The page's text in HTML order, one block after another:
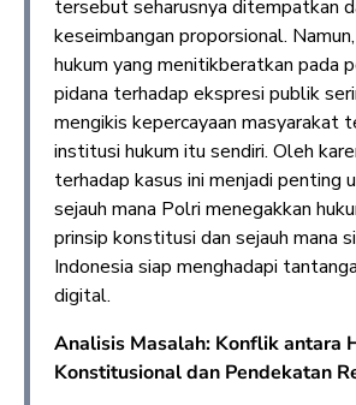
tersebut seharusnya ditempatkan
keseimbangan proporsional.
hukum yang menitikberatkan pada
pidana terhadap ekspresi publik
mengikis kepercayaan masyarakat
institusi hukum itu sendiri. Oleh
terhadap kasus ini menjadi penting
sejauh mana Polri menegakkan
prinsip konstitusi dan sejauh mana
Indonesia siap menghadapi
digital.
Analisis Masalah: Konflik antara
Konstitusional dan Pendekatan